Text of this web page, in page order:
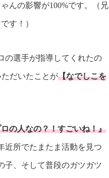
んの影響が100%です。（兄
す！）
の選手が指導してくれたの
だいたことが【なでしこを
の人なの？！すごいね！』
近所でたまたま活動を見つ
子、そして普段のガツガツ